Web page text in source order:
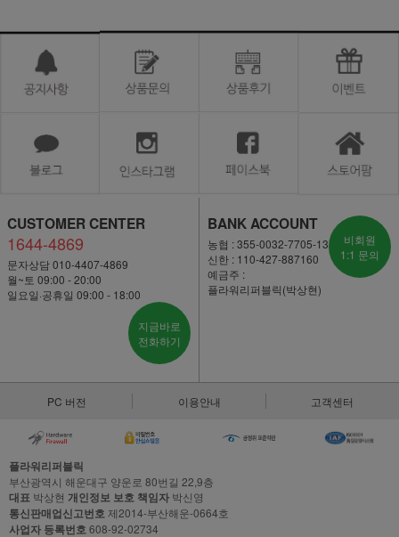
CUSTOMER CENTER
1644-4869
문자상담 010-4407-4869
월~토 09:00 - 20:00
일요일·공휴일 09:00 - 18:00
지금바로
전화하기
BANK ACCOUNT
농협 : 355-0032-7705-13
신한 : 110-427-887160
예금주 :
플라워리퍼블릭(박상현)
비회원
1:1 문의
PC 버전 이용안내 고객센터
플라워리퍼블릭
부산광역시 해운대구 양운로 80번길 22,9층
대표 박상현 개인정보 보호 책임자 박신영
통신판매업신고번호제2014-부산해운-0664호
사업자 등록번호608-92-02734